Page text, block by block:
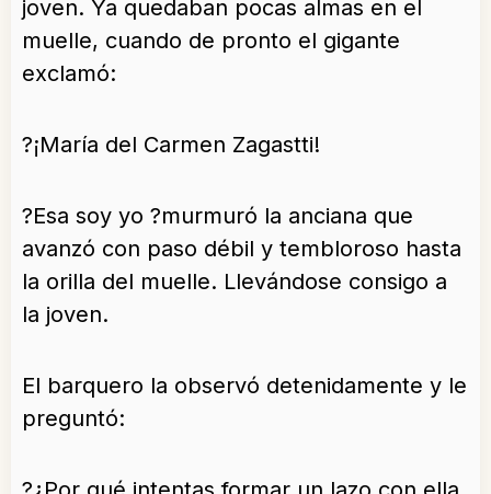
joven. Ya quedaban pocas almas en el
muelle, cuando de pronto el gigante
exclamó:
?¡María del Carmen Zagastti!
?Esa soy yo ?murmuró la anciana que
avanzó con paso débil y tembloroso hasta
la orilla del muelle. Llevándose consigo a
la joven.
El barquero la observó detenidamente y le
preguntó: